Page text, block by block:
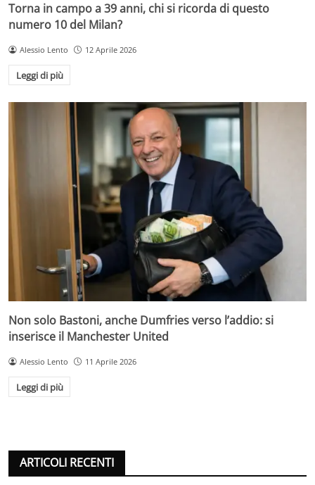
Torna in campo a 39 anni, chi si ricorda di questo
numero 10 del Milan?
Alessio Lento 12 Aprile 2026
Leggi di più
Non solo Bastoni, anche Dumfries verso l’addio: si
inserisce il Manchester United
Alessio Lento 11 Aprile 2026
Leggi di più
ARTICOLI RECENTI